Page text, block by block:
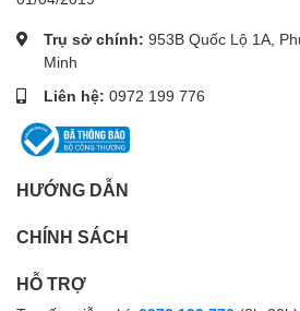
Trụ sở chính: 953B Quốc Lộ 1A,
Minh
Liên hệ: 0972 199 776
HƯỚNG DẪN
CHÍNH SÁCH
HỖ TRỢ